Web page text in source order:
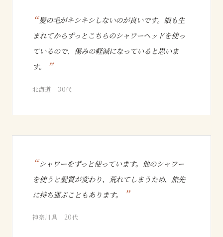
髪の毛がキシキシしないのが良いです。娘も生
まれてからずっとこちらのシャワーヘッドを使っ
ているので、傷みの軽減になっていると思いま
す。
北海道 30代
シャワーをずっと使っています。他のシャワー
を使うと髪質が変わり、荒れてしまうため、旅先
に持ち運ぶこともあります。
神奈川県 20代